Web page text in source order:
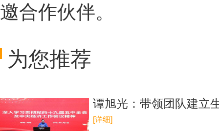
邀合作伙伴。
为您推荐
谭旭光：带领团队建立
[详细]